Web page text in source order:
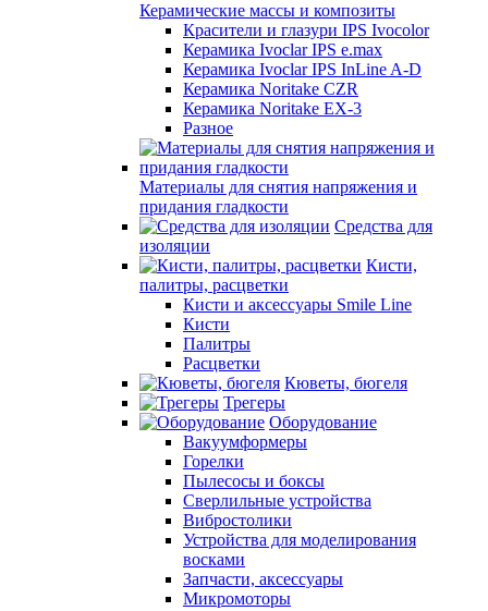
Керамические массы и композиты
Красители и глазури IPS Ivocolor
Керамика Ivoclar IPS e.max
Керамика Ivoclar IPS InLine A-D
Керамика Noritake CZR
Керамика Noritake EX-3
Разное
Материалы для снятия напряжения и
придания гладкости
Средства для
изоляции
Кисти,
палитры, расцветки
Кисти и аксессуары Smile Line
Кисти
Палитры
Расцветки
Кюветы, бюгеля
Трегеры
Оборудование
Вакуумформеры
Горелки
Пылесосы и боксы
Сверлильные устройства
Вибростолики
Устройства для моделирования
восками
Запчасти, аксессуары
Микромоторы